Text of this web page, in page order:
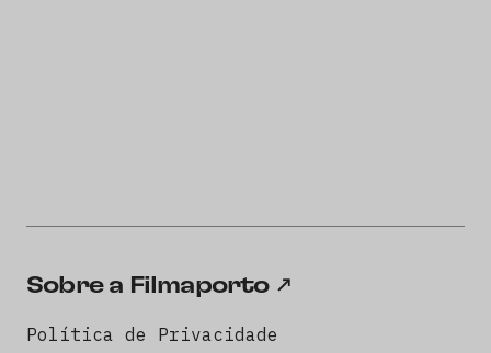
Sobre a Filmaporto
Política de Privacidade